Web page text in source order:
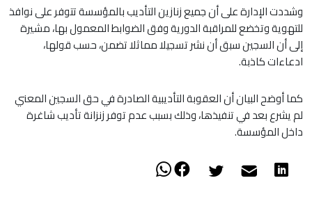
وشددت الإدارة على أن جميع زنازين التأديب بالمؤسسة تتوفر على نوافذ
للتهوية وتخضع للمراقبة الدورية وفق الضوابط المعمول بها، مشيرة
إلى أن السجين سبق أن نشر تسجيلا مماثلا تضمن، حسب قولها،
ادعاءات كاذبة.
كما أوضح البيان أن العقوبة التأديبية الصادرة في حق السجين المعني
لم يشرع بعد في تنفيذها، وذلك بسبب عدم توفر زنزانة تأديب شاغرة
داخل المؤسسة.